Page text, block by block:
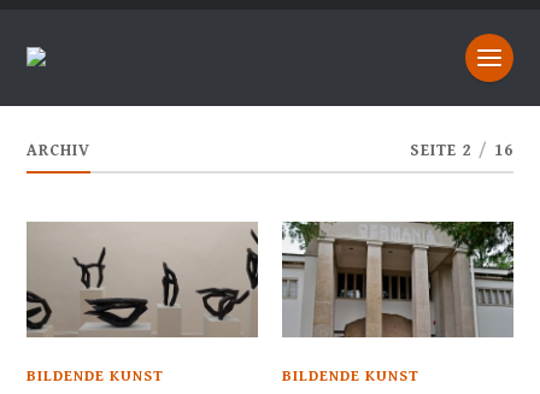
ARCHIV SEITE 2 / 16
BILDENDE KUNST BILDENDE KUNST